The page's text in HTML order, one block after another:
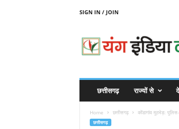
SIGN IN / JOIN
N
छत्तीसगढ़ राज्यों से
Home छत्तीसगढ़ कोंडागांव मुठभेड़:
छत्तीसगढ़